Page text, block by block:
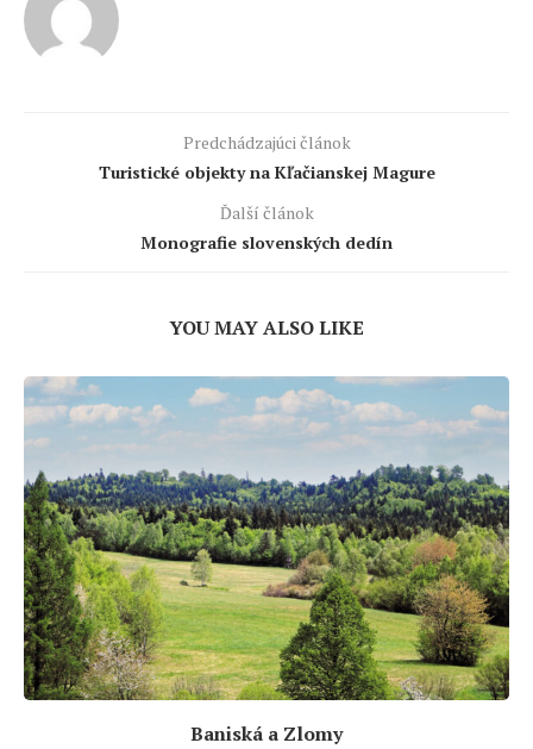
Predchádzajúci článok
Turistické objekty na Kľačianskej Magure
Ďalší článok
Monografie slovenských dedín
YOU MAY ALSO LIKE
Baniská a Zlomy